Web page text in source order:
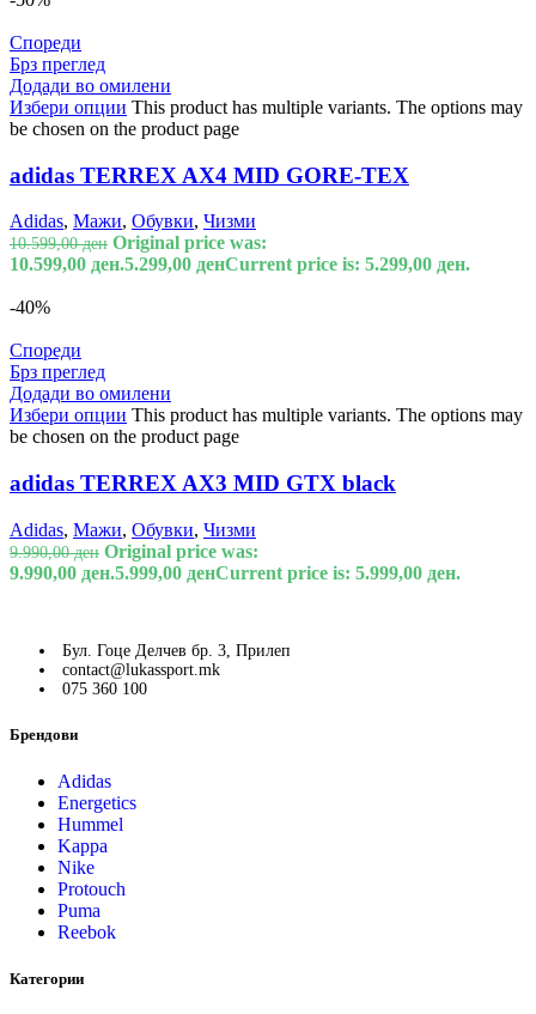
Спореди
Брз преглед
Додади во омилени
Избери опции This product has multiple variants. The options may
be chosen on the product page
adidas TERREX AX4 MID GORE-TEX
Adidas, Мажи, Обувки, Чизми
10.599,00ден Original price was:
10.599,00 ден.5.299,00 денCurrent price is: 5.299,00 ден.
-40%
Спореди
Брз преглед
Додади во омилени
Избери опции This product has multiple variants. The options may
be chosen on the product page
adidas TERREX AX3 MID GTX black
Adidas, Мажи, Обувки, Чизми
9.990,00ден Original price was:
9.990,00 ден.5.999,00 денCurrent price is: 5.999,00 ден.
Бул. Гоце Делчев бр. 3, Прилеп
contact@lukassport.mk
075 360 100
Брендови
Adidas
Energetics
Hummel
Kappa
Nike
Protouch
Puma
Reebok
Категории